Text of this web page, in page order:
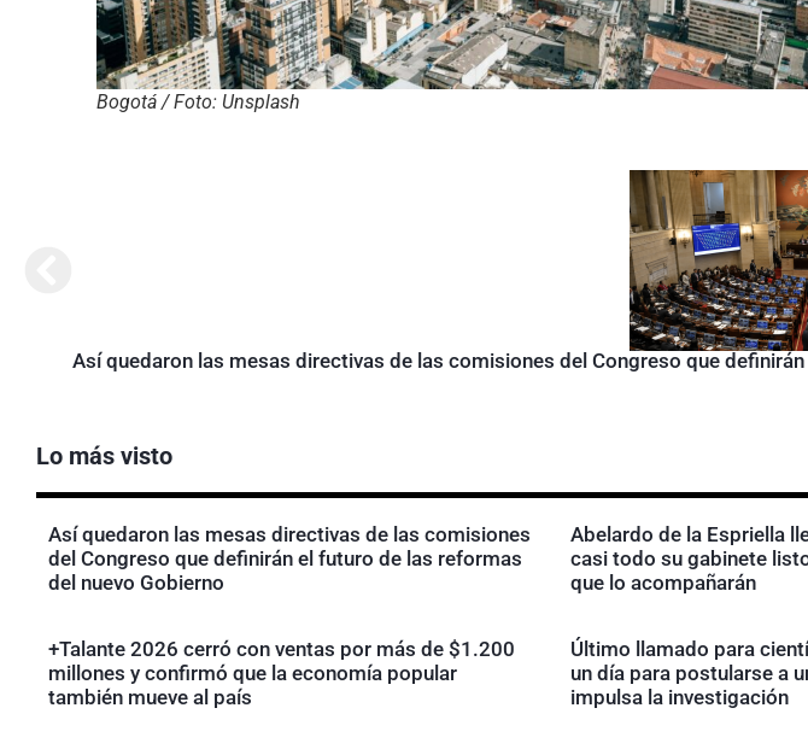
Bogotá / Foto: Unsplash
Así quedaron las mesas directivas de las comisiones del Congreso que
Lo más visto
Así quedaron las mesas directivas de las comisiones
del Congreso que definirán el futuro de las reformas
del nuevo Gobierno
Abelardo de la Espriella
casi todo su gabinete
que lo acompañarán
+Talante 2026 cerró con ventas por más de $1.200
millones y confirmó que la economía popular
también mueve al país
Último llamado para
un día para postularse a
impulsa la investigación